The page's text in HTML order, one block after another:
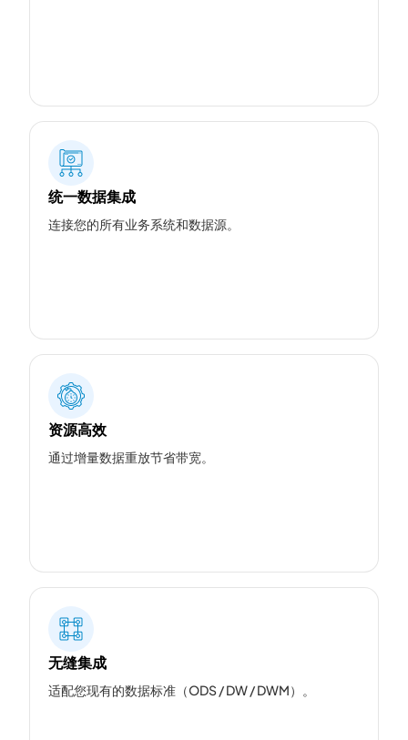
统一数据集成
连接您的所有业务系统和数据源。
资源高效
通过增量数据重放节省带宽。
无缝集成
适配您现有的数据标准（ODS / DW / DWM）。